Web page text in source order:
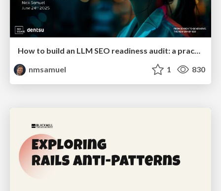
How to build an LLM SEO readiness audit: a practical framework
nmsamuel
1 830